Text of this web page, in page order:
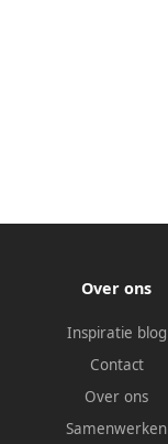
Over ons
Inspiratie blog
Contact
Over ons
Samenwerken